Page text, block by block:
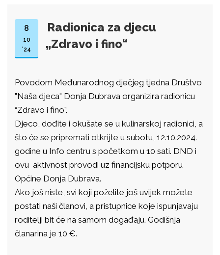
8
10
'24
Radionica za djecu
„Zdravo i fino“
Povodom Međunarodnog dječjeg tjedna Društvo
"Naša djeca" Donja Dubrava organizira radionicu
“Zdravo i fino”.
Djeco, dođite i okušate se u kulinarskoj radionici, a
što će se pripremati otkrijte u subotu, 12.10.2024.
godine u Info centru s početkom u 10 sati. DND i
ovu aktivnost provodi uz financijsku potporu
Općine Donja Dubrava.
Ako još niste, svi koji poželite još uvijek možete
postati naši članovi, a pristupnice koje ispunjavaju
roditelji bit će na samom događaju. Godišnja
članarina je 10 €.